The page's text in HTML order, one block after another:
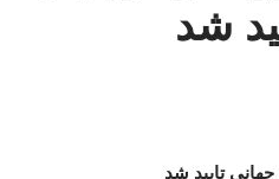
شد
تایید شد